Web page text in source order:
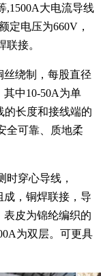
,1500A大电流导线
定电压为660V，
接。
丝绕制，每股直径
其中10-50A为单
的长度和接线端的
全可靠、质地柔
时穿心导线，
成，铜焊联接，导
表皮为锦纶编织的
为双层。可更具